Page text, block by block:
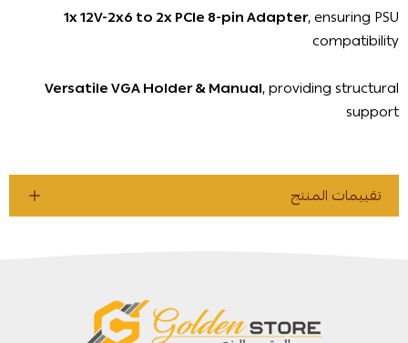
1x 12V-2x6 to 2x PCIe 8-pin Adapter, ensuring PSU
compatibility
Versatile VGA Holder & Manual, providing structural
support
تقييمات المنتج